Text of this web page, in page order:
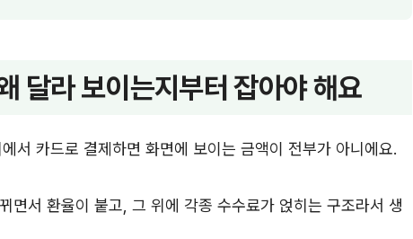
달라 보이는지부터 잡아야 해요
서 카드로 결제하면 화면에 보이는 금액이 전부가 아니에요.
면서 환율이 붙고, 그 위에 각종 수수료가 얹히는 구조라서 생